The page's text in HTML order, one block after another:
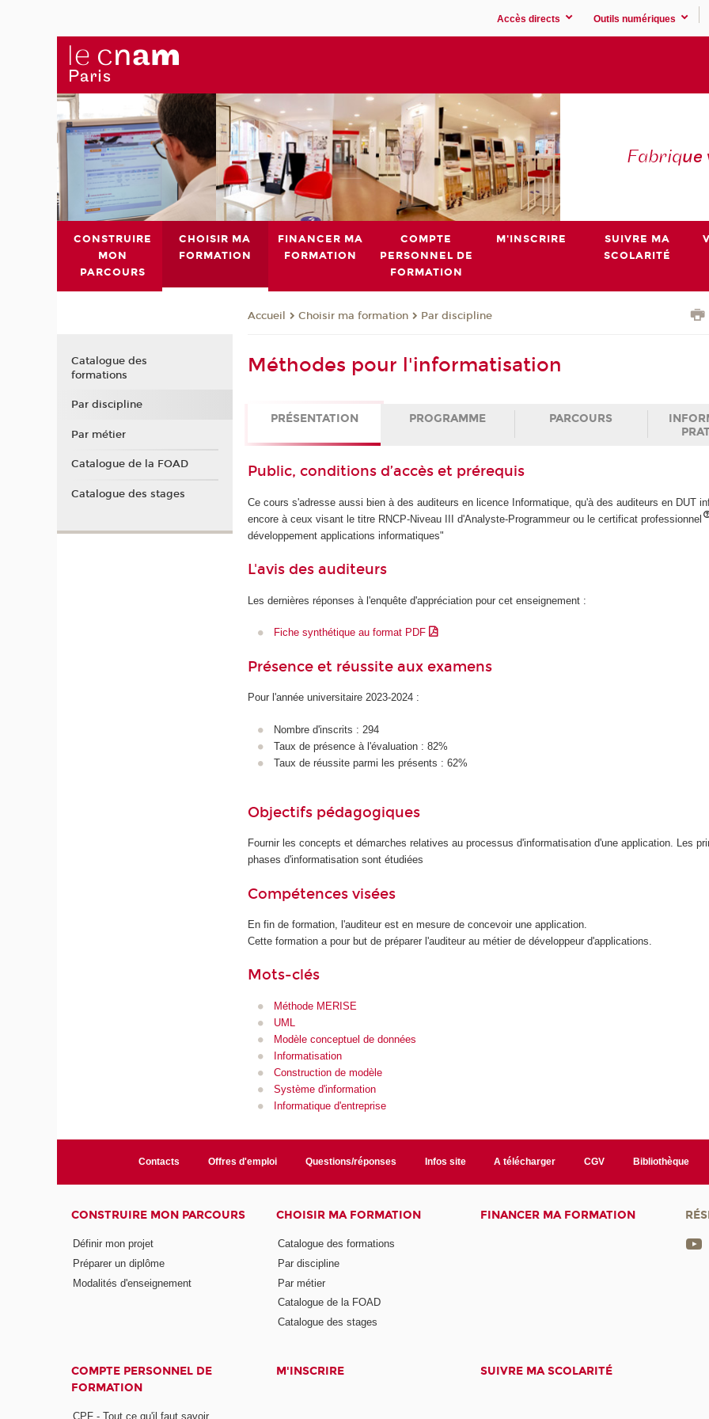
Accès directs Outils numériques
Fabrique
CONSTRUIRE
MON
PARCOURS
CHOISIR MA
FORMATION
FINANCER MA
FORMATION
COMPTE
PERSONNEL DE
FORMATION
M'INSCRIRE
SUIVRE MA
SCOLARITÉ
Accueil Choisir ma formation Par discipline
Méthodes pour l'informatisation
PRÉSENTATION PROGRAMME PARCOURS
Public, conditions d’accès et prérequis
Ce cours s'adresse aussi bien à des auditeurs en licence Informatique, qu'à des auditeurs en DUT
encore à ceux visant le titre RNCP-Niveau III d'Analyste-Programmeur ou le certificat professionnel
développement applications informatiques"
L'avis des auditeurs
Les dernières réponses à l'enquête d'appréciation pour cet enseignement :
Fiche synthétique au format PDF
Présence et réussite aux examens
Pour l'année universitaire 2023-2024 :
Nombre d'inscrits : 294
Taux de présence à l'évaluation : 82%
Taux de réussite parmi les présents : 62%
Objectifs pédagogiques
Fournir les concepts et démarches relatives au processus d'informatisation d'une application. Les
phases d'informatisation sont étudiées
Compétences visées
En fin de formation, l'auditeur est en mesure de concevoir une application.
Cette formation a pour but de préparer l'auditeur au métier de développeur d'applications.
Mots-clés
Méthode MERISE
UML
Modèle conceptuel de données
Informatisation
Construction de modèle
Système d'information
Informatique d'entreprise
Catalogue des
formations
Par discipline
Par métier
Catalogue de la FOAD
Catalogue des stages
Contacts Offres d'emploi Questions/réponses Infos site A télécharger CGV Bibliothèque
CONSTRUIRE MON PARCOURS
Définir mon projet
Préparer un diplôme
Modalités d'enseignement
CHOISIR MA FORMATION
Catalogue des formations
Par discipline
Par métier
Catalogue de la FOAD
Catalogue des stages
FINANCER MA FORMATION
COMPTE PERSONNEL DE
FORMATION
CPF - Tout ce qu'il faut savoir
M'INSCRIRE SUIVRE MA SCOLARITÉ